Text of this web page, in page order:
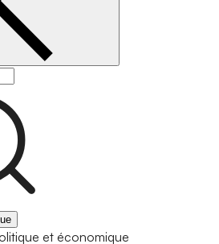
et économique